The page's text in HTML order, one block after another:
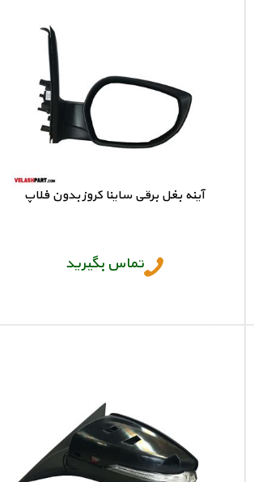
آینه بغل برقی ساینا کروز بدون فلاپ
تماس بگیرید